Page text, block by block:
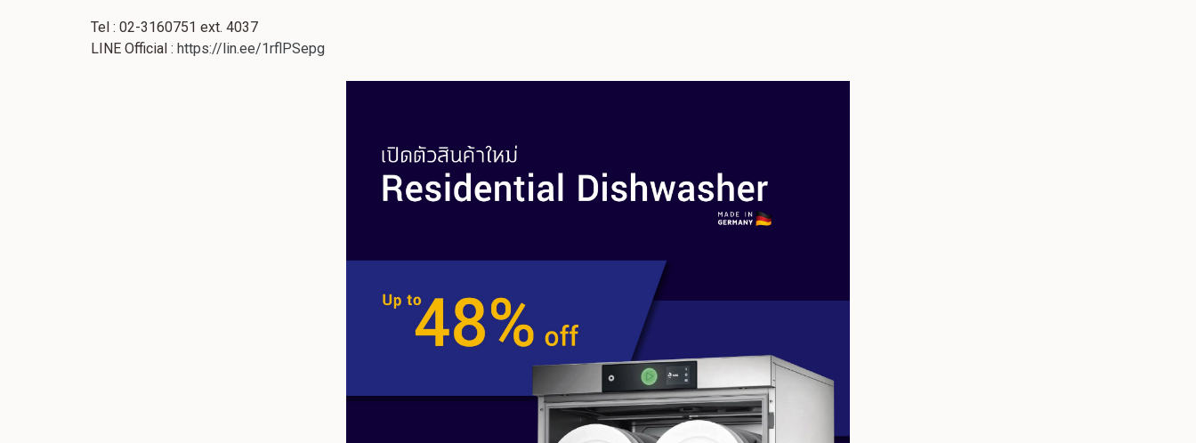
Tel : 02-3160751 ext. 4037
LINE Official : https://lin.ee/1rflPSepg